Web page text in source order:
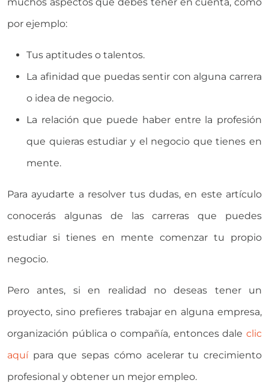
por ejemplo:
Tus aptitudes o talentos.
La afinidad que puedas sentir con alguna carrera
o idea de negocio.
La relación que puede haber entre la profesión
que quieras estudiar y el negocio que tienes en
mente.
Para ayudarte a resolver tus dudas, en este artículo
conocerás algunas de las carreras que puedes
estudiar si tienes en mente comenzar tu propio
negocio.
Pero antes, si en realidad no deseas tener un
proyecto, sino prefieres trabajar en alguna empresa,
organización pública o compañía, entonces dale clic
aquípara que sepas cómo acelerar tu crecimiento
profesional y obtener un mejor empleo.